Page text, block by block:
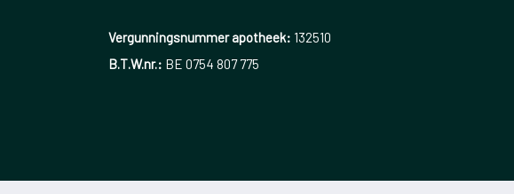
Vergunningsnummer apotheek: 132510
B.T.W.nr.: BE 0754 807 775